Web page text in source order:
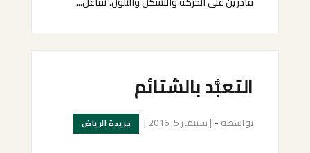
التعبُّد بالشتائم
بواسطة -
| سبتمبر 5, 2016 | جريدة الرياض